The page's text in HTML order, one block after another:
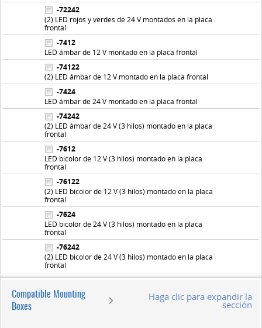
-72242
(2) LED rojos y verdes de 24 V montados en la placa
frontal
-7412
LED ámbar de 12 V montado en la placa frontal
-74122
(2) LED ámbar de 12 V montado en la placa frontal
-7424
LED ámbar de 24 V montado en la placa frontal
-74242
(2) LED ámbar de 24 V (3 hilos) montado en la placa
frontal
-7612
LED bicolor de 12 V (3 hilos) montado en la placa
frontal
-76122
(2) LED bicolor de 12 V (3 hilos) montado en la placa
frontal
-7624
LED bicolor de 24 V (3 hilos) montado en la placa
frontal
-76242
(2) LED bicolor de 24 V (3 hilos) montado en la placa
frontal
Compatible Mounting
Boxes
Haga clic para expandir la
sección